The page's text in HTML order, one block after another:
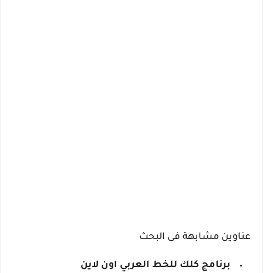
عناوين مشابهة فى البحث
برنامج كلك للخط العربي اون لاين